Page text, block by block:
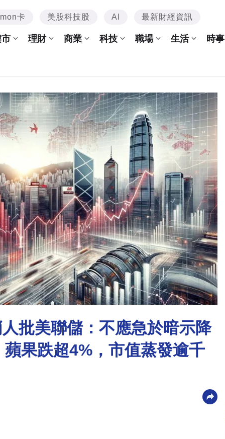
卡 美股科技股 AI 最新財經資訊
理財 商業 科技 職場 生活 時事
批美聯儲：不應急於暗示降
果跌超4%，市值蒸發逾千